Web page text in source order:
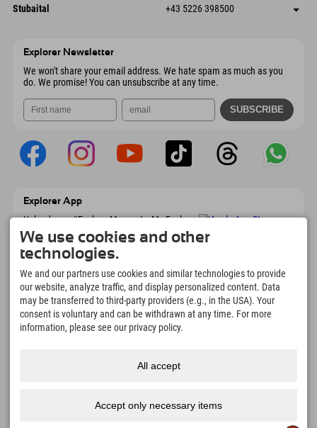
Austria
Booking
Dorfstraße 24
9546 Bad Kleinkirchheim
save address
arrival info
Stubaital +43 5226 398500
Explorer Newsletter
We won't share your email address. We hate spam as much as you
do. We promise! You can unsubscribe at any time.
Explorer App
Upload your #ExplorerMoments, My Explorer
To Go with booking overview, bucket list,
restaurant overview, and much more.
Download now!
Time for Explorer Moments
166
Mountain lakes and
4.634km
We use cookies and other
technologies.
We and our partners use cookies and similar technologies to provide
our website, analyze traffic, and display personalized content. Data
may be transferred to third-party providers (e.g., in the USA). Your
consent is voluntary and can be withdrawn at any time. For more
information, please see our privacy policy.
All accept
Accept only necessary items